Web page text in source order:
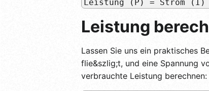
Leistung (P) = Strom (I)
Leistung
Lassen Sie uns ein praktisches
flie&szlig;t, und eine Spannung
verbrauchte Leistung berechnen: